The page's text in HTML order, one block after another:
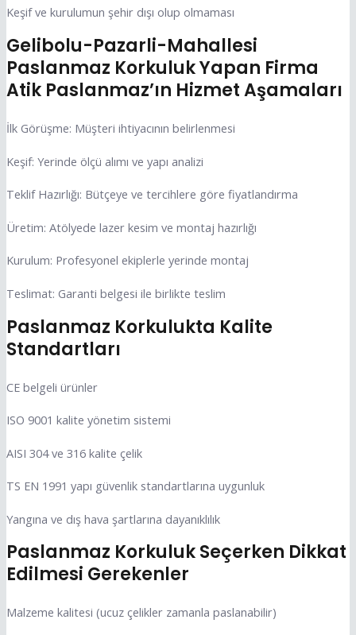
Keşif ve kurulumun şehir dışı olup olmaması
Gelibolu-Pazarli-Mahallesi
Paslanmaz Korkuluk Yapan Firma
Atik Paslanmaz’ın Hizmet Aşamaları
İlk Görüşme: Müşteri ihtiyacının belirlenmesi
Keşif: Yerinde ölçü alımı ve yapı analizi
Teklif Hazırlığı: Bütçeye ve tercihlere göre fiyatlandırma
Üretim: Atölyede lazer kesim ve montaj hazırlığı
Kurulum: Profesyonel ekiplerle yerinde montaj
Teslimat: Garanti belgesi ile birlikte teslim
Paslanmaz Korkulukta Kalite
Standartları
CE belgeli ürünler
ISO 9001 kalite yönetim sistemi
AISI 304 ve 316 kalite çelik
TS EN 1991 yapı güvenlik standartlarına uygunluk
Yangına ve dış hava şartlarına dayanıklılık
Paslanmaz Korkuluk Seçerken Dikkat
Edilmesi Gerekenler
Malzeme kalitesi (ucuz çelikler zamanla paslanabilir)